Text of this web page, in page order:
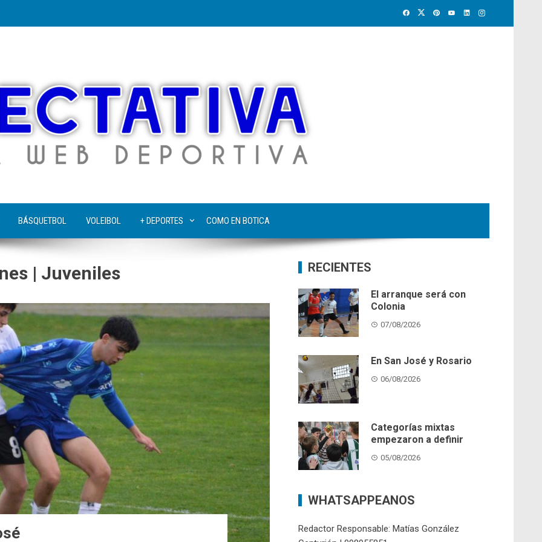
BÁSQUETBOL VOLEIBOL + DEPORTES COMO EN BOTICA
| Juveniles RECIENTES
El arranque será con
Colonia
07/08/2026
En San José y Rosario
06/08/2026
Categorías mixtas
empezaron a definir
05/08/2026
WHATSAPPEANOS
Redactor Responsable: Matías González